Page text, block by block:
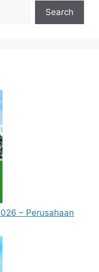
Search
– Perusahaan